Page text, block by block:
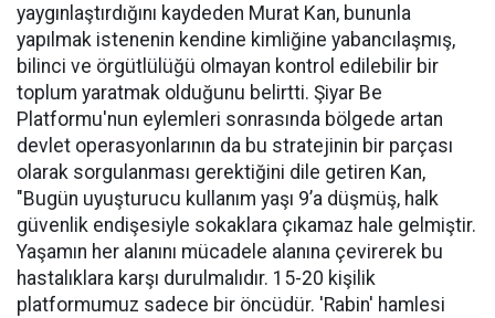
yaygınlaştırdığını kaydeden Murat Kan, bununla
yapılmak istenenin kendine kimliğine yabancılaşmış,
bilinci ve örgütlülüğü olmayan kontrol edilebilir bir
toplum yaratmak olduğunu belirtti. Şiyar Be
Platformu'nun eylemleri sonrasında bölgede artan
devlet operasyonlarının da bu stratejinin bir parçası
olarak sorgulanması gerektiğini dile getiren Kan,
"Bugün uyuşturucu kullanım yaşı 9’a düşmüş, halk
güvenlik endişesiyle sokaklara çıkamaz hale gelmiştir.
Yaşamın her alanını mücadele alanına çevirerek bu
hastalıklara karşı durulmalıdır. 15-20 kişilik
platformumuz sadece bir öncüdür. 'Rabin' hamlesi